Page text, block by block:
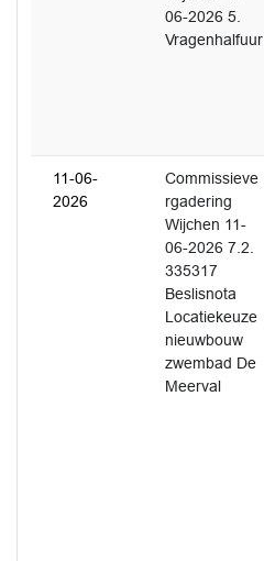
06-2026 5.
Vragenhalfuur
11-06-
2026
Commissieve
rgadering
Wijchen 11-
06-2026 7.2.
335317
Beslisnota
Locatiekeuze
nieuwbouw
zwembad De
Meerval